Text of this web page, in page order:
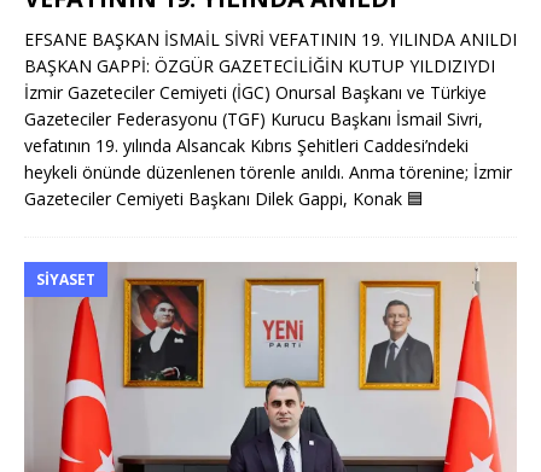
EFSANE BAŞKAN İSMAİL SİVRİ VEFATININ 19. YILINDA ANILDI
BAŞKAN GAPPİ: ÖZGÜR GAZETECİLİĞİN KUTUP YILDIZIYDI
İzmir Gazeteciler Cemiyeti (İGC) Onursal Başkanı ve Türkiye
Gazeteciler Federasyonu (TGF) Kurucu Başkanı İsmail Sivri,
vefatının 19. yılında Alsancak Kıbrıs Şehitleri Caddesi’ndeki
heykeli önünde düzenlenen törenle anıldı. Anma törenine; İzmir
Gazeteciler Cemiyeti Başkanı Dilek Gappi, Konak 🟦
SIYASET